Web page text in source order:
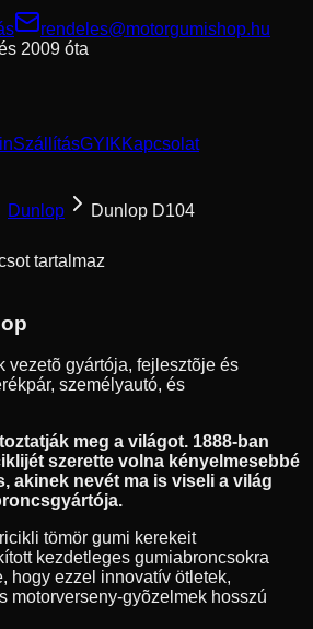
rendeles@motorgumishop.hu
2009 óta
SzállításGYIKKapcsolat
Dunlop
Dunlop D104
tartalmaz
vezetõ gyártója, fejlesztõje és
személyautó, és
meg a világot. 1888-ban
szerette volna kényelmesebbé
akinek nevét ma is viseli a világ
tömör gumi kerekeit
kezdetleges gumiabroncsokra
hogy ezzel innovatív ötletek,
motorverseny-gyõzelmek hosszú